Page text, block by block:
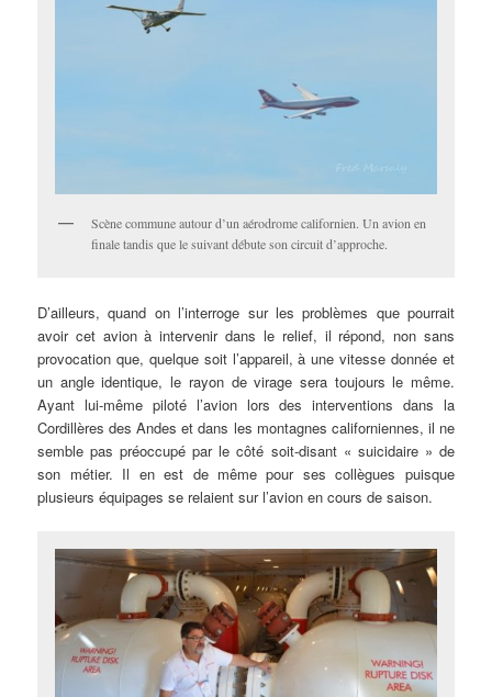
Scène commune autour d’un aérodrome californien. Un avion en
finale tandis que le suivant débute son circuit d’approche.
D’ailleurs, quand on l’interroge sur les problèmes que pourrait
avoir cet avion à intervenir dans le relief, il répond, non sans
provocation que, quelque soit l’appareil, à une vitesse donnée et
un angle identique, le rayon de virage sera toujours le même.
Ayant lui-même piloté l’avion lors des interventions dans la
Cordillères des Andes et dans les montagnes californiennes, il ne
semble pas préoccupé par le côté soit-disant « suicidaire » de
son métier. Il en est de même pour ses collègues puisque
plusieurs équipages se relaient sur l’avion en cours de saison.